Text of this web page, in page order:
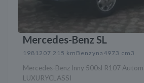
Mercedes-Benz SL
1981207 215 km Benzyna 4973 cm3
Mercedes-Benz Inny 500sl R107
LUXURYCLASSI